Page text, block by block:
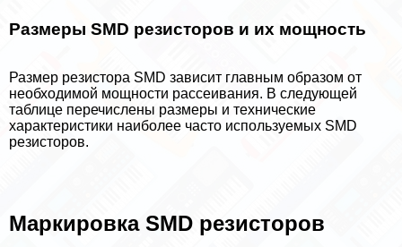
Размеры SMD резисторов и их мощность
Размер резистора SMD зависит главным образом от
необходимой мощности рассеивания. В следующей
таблице перечислены размеры и технические
хаpaктеристики наиболее часто используемых SMD
резисторов.
Маркировка SMD резисторов